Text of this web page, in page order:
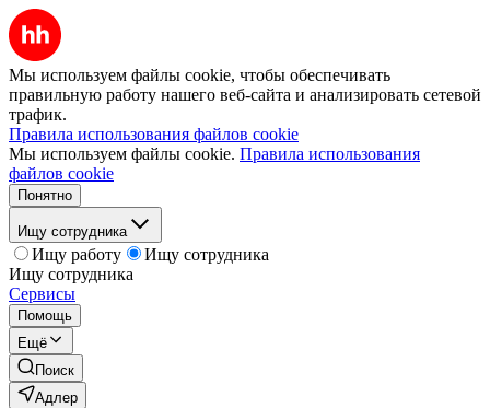
Мы используем файлы cookie, чтобы обеспечивать
правильную работу нашего веб-сайта и анализировать сетевой
трафик.
Правила использования файлов cookie
Мы используем файлы cookie. Правила использования
файлов cookie
Понятно
Ищу сотрудника
Ищу работу
Ищу сотрудника
Ищу сотрудника
Сервисы
Помощь
Ещё
Поиск
Адлер